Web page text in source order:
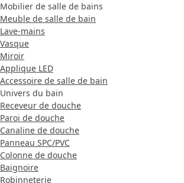
Mobilier de salle de bains
Meuble de salle de bain
Lave-mains
Vasque
Miroir
Applique LED
Accessoire de salle de bain
Univers du bain
Receveur de douche
Paroi de douche
Canaline de douche
Panneau SPC/PVC
Colonne de douche
Baignoire
Robinneterie